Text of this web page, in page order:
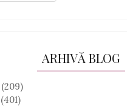
ARHIVĂ BLOG
(209)
(401)